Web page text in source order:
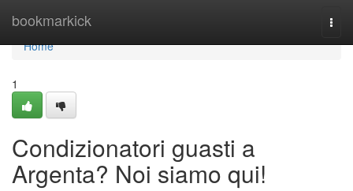
bookmarkick
Home
Home
1
Condizionatori guasti a
Argenta? Noi siamo qui!